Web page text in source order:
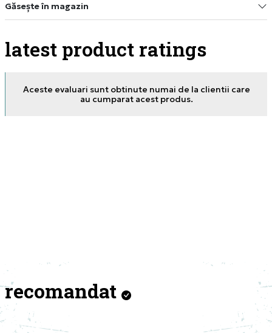
Găsește în magazin
latest product ratings
Aceste evaluari sunt obtinute numai de la clientii care
au cumparat acest produs.
recomandat